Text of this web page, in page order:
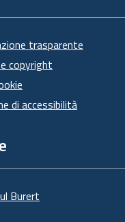
trasparente
copyright
di accessibilità
Burert